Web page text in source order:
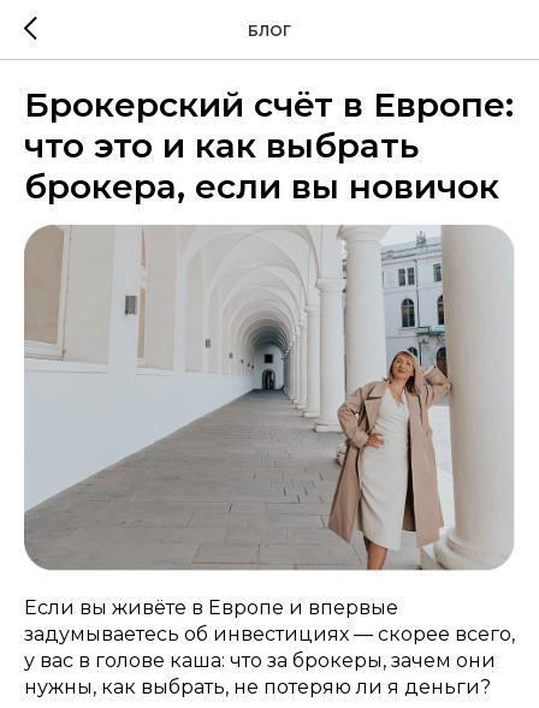
БЛОГ
Брокерский счёт в Европе:
что это и как выбрать
брокера, если вы новичок
Если вы живёте в Европе и впервые
задумываетесь об инвестициях — скорее всего,
у вас в голове каша: что за брокеры, зачем они
нужны, как выбрать, не потеряю ли я деньги?